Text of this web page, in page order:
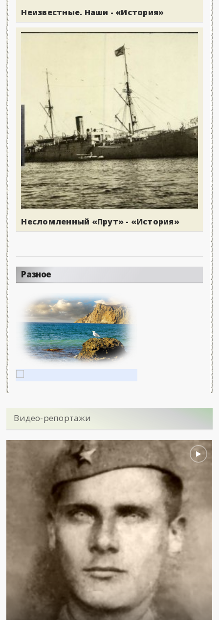
Неизвестные. Наши - «История»
Несломленный «Прут» - «История»
Разное
Видео-репортажи